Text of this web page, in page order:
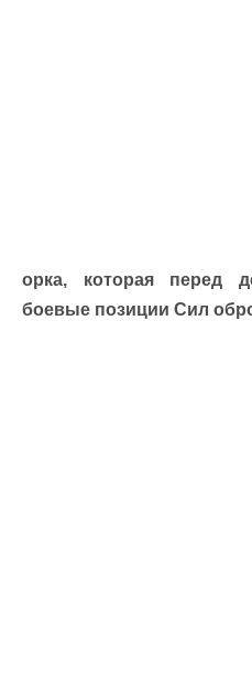
орка, которая перед
боевые позиции Сил